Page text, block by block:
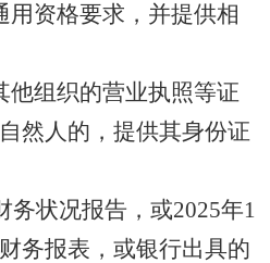
资格要求，并提供相
组织的营业执照等证
然人的，提供其身份证
状况报告，或2025年1
务报表，或银行出具的